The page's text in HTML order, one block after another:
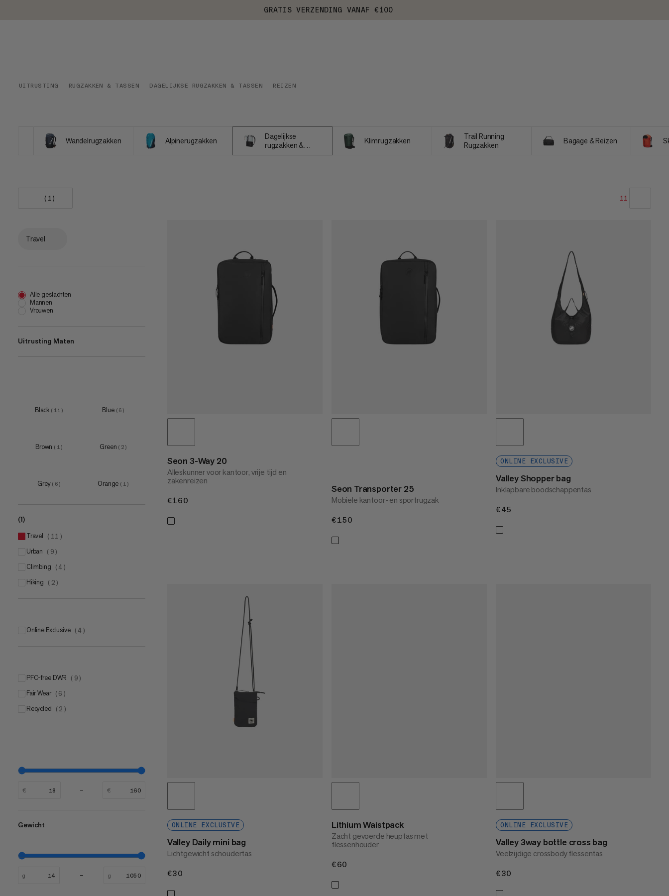
GRATIS VERZENDING VANAF €100
UITRUSTING RUGZAKKEN & TASSEN DAGELIJKSE RUGZAKKEN & TASSEN REIZEN
Wandelrugzakken Alpinerugzakken
Dagelijkse
rugzakken &
tassen
Klimrugzakken
Trail Running
Rugzakken
Bagage & Reizen
(1) 11
PRIJS HOOG NAAR LAAG
WAT IS ER NIEUW
BEOORDELING
Travel
Alle geslachten
Mannen
Vrouwen
Uitrusting Maten
15 L (1)
25 L ( )
Black ( 11 ) Blue ( 6 )
Brown ( 1 ) Green ( 2 )
Grey ( 6 ) Orange ( 1 )
(1)
travel ( 11 )
urban ( 9 )
climbing ( 4 )
hiking ( 2 )
Online Exclusive ( 4 )
PFC-free DWR ( 9 )
Fair Wear ( 6 )
Recycled ( 2 )
€ €
Gewicht
g g
Seon 3-Way 20
Alleskunner voor kantoor, vrije tijd en
zakenreizen
€160
Seon Transporter 25
Mobiele kantoor- en sportrugzak
€150
ONLINE EXCLUSIVE
Valley Shopper bag
Inklapbare boodschappentas
€45
ONLINE EXCLUSIVE
Valley Daily mini bag
Lichtgewicht schoudertas
€30
Lithium Waistpack
Zacht gevoerde heuptas met
flessenhouder
€60
ONLINE EXCLUSIVE
Valley 3way bottle cross bag
Veelzijdige crossbody flessentas
€30